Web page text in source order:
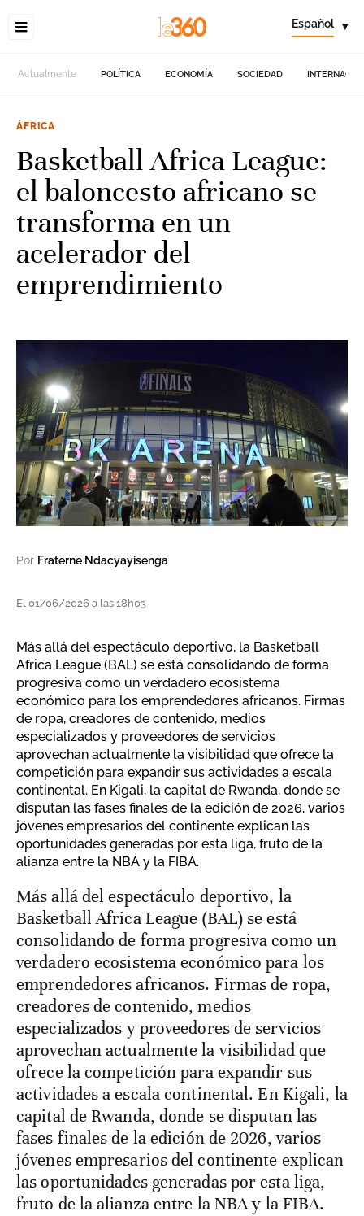
Español ▾
Actualmente POLÍTICA ECONOMÍA SOCIEDAD
ÁFRICA
Basketball Africa League:
el baloncesto africano se
transforma en un
acelerador del
emprendimiento
Por Fraterne Ndacyayisenga
El 01/06/2026 a las 18h03
Más allá del espectáculo deportivo, la Basketball
Africa League (BAL) se está consolidando de forma
progresiva como un verdadero ecosistema
económico para los emprendedores africanos. Firmas
de ropa, creadores de contenido, medios
especializados y proveedores de servicios
aprovechan actualmente la visibilidad que ofrece la
competición para expandir sus actividades a escala
continental. En Kigali, la capital de Rwanda, donde se
disputan las fases finales de la edición de 2026, varios
jóvenes empresarios del continente explican las
oportunidades generadas por esta liga, fruto de la
alianza entre la NBA y la FIBA.
Más allá del espectáculo deportivo, la
Basketball Africa League (BAL) se está
consolidando de forma progresiva como un
verdadero ecosistema económico para los
emprendedores africanos. Firmas de ropa,
creadores de contenido, medios
especializados y proveedores de servicios
aprovechan actualmente la visibilidad que
ofrece la competición para expandir sus
actividades a escala continental. En Kigali, la
capital de Rwanda, donde se disputan las
fases finales de la edición de 2026, varios
jóvenes empresarios del continente explican
las oportunidades generadas por esta liga,
fruto de la alianza entre la NBA y la FIBA.